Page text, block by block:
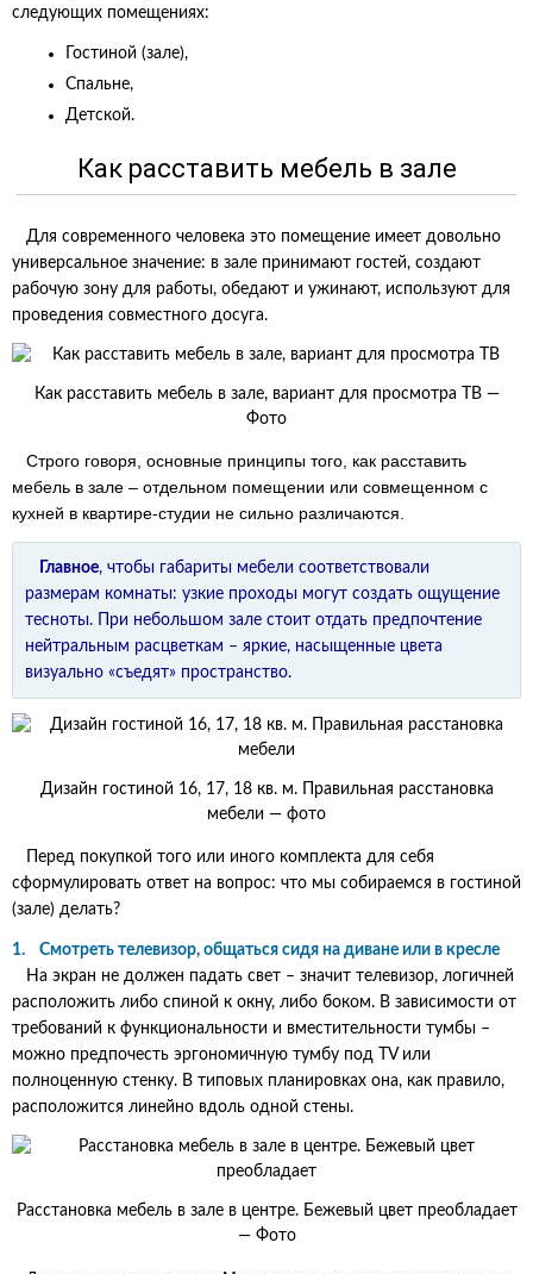
следующих помещениях:
Гостиной (зале),
Спальне,
Детской.
Как расставить мебель в зале
Для современного человека это помещение имеет довольно
универсальное значение: в зале принимают гостей, создают
рабочую зону для работы, обедают и ужинают, используют для
проведения совместного досуга.
Как расставить мебель в зале, вариант для просмотра ТВ —
Фото
Строго говоря, основные принципы того, как расставить
мебель в зале – отдельном помещении или совмещенном с
кухней в квартире-студии не сильно различаются.
Главное, чтобы габариты мебели соответствовали
размерам комнаты: узкие проходы могут создать ощущение
тесноты. При небольшом зале стоит отдать предпочтение
нейтральным расцветкам – яркие, насыщенные цвета
визуально «съедят» пространство.
Дизайн гостиной 16, 17, 18 кв. м. Правильная расстановка
мебели — фото
Перед покупкой того или иного комплекта для себя
сформулировать ответ на вопрос: что мы собираемся в гостиной
(зале) делать?
1. Смотреть телевизор, общаться сидя на диване или в кресле
На экран не должен падать свет – значит телевизор, логичней
расположить либо спиной к окну, либо боком. В зависимости от
требований к функциональности и вместительности тумбы –
можно предпочесть эргономичную тумбу под TV или
полноценную стенку. В типовых планировках она, как правило,
расположится линейно вдоль одной стены.
Расстановка мебель в зале в центре. Бежевый цвет преобладает
— Фото